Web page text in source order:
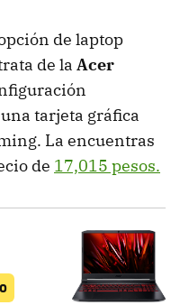
de laptop
de la Acer
tarjeta gráfica
La encuentras
de 17,015 pesos.